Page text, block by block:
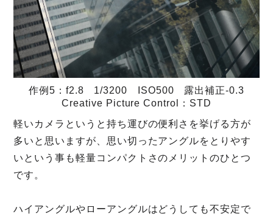
作例5：f2.8 1/3200 ISO500 露出補正-0.3
Creative Picture Control：STD
軽いカメラというと持ち運びの便利さを挙げる方が
多いと思いますが、思い切ったアングルをとりやす
いという事も軽量コンパクトさのメリットのひとつ
です。
ハイアングルやローアングルはどうしても不安定で